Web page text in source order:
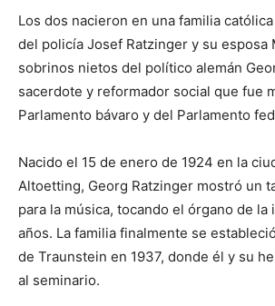
Los dos nacieron en una familia
del policía Josef Ratzinger y su esposa
sobrinos nietos del político alemán
sacerdote y reformador social que fue
Parlamento bávaro y del Parlamento
Nacido el 15 de enero de 1924 en la
Altoetting, Georg Ratzinger mostró un
para la música, tocando el órgano de la
años. La familia finalmente se
de Traunstein en 1937, donde él y su
al seminario.